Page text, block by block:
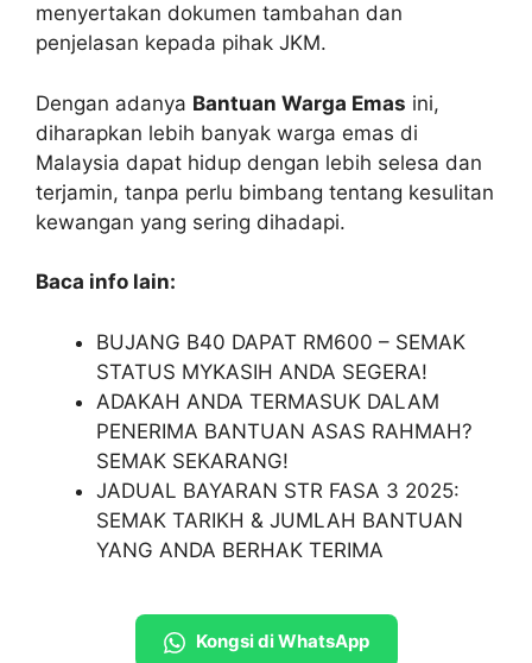
menyertakan dokumen tambahan dan
penjelasan kepada pihak JKM.
Dengan adanya Bantuan Warga Emas ini,
diharapkan lebih banyak warga emas di
Malaysia dapat hidup dengan lebih selesa dan
terjamin, tanpa perlu bimbang tentang kesulitan
kewangan yang sering dihadapi.
Baca info lain:
BUJANG B40 DAPAT RM600 – SEMAK
STATUS MYKASIH ANDA SEGERA!
ADAKAH ANDA TERMASUK DALAM
PENERIMA BANTUAN ASAS RAHMAH?
SEMAK SEKARANG!
JADUAL BAYARAN STR FASA 3 2025:
SEMAK TARIKH & JUMLAH BANTUAN
YANG ANDA BERHAK TERIMA
Kongsi di WhatsApp